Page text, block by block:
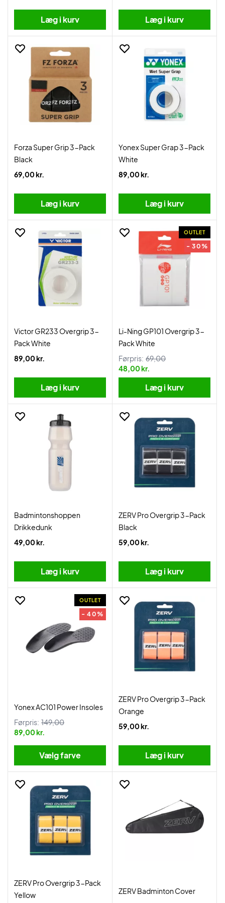
Læg i kurv Læg i kurv
Forza Super Grip 3-Pack
Black
69,00 kr.
Læg i kurv
Yonex Super Grap 3-Pack
White
89,00 kr.
Læg i kurv
Victor GR233 Overgrip 3-
Pack White
89,00 kr.
Læg i kurv
OUTLET
- 30%
Li-Ning GP101 Overgrip 3-
Pack White
Førpris: 69,00
48,00 kr.
Læg i kurv
Badmintonshoppen
Drikkedunk
49,00 kr.
Læg i kurv
ZERV Pro Overgrip 3-Pack
Black
59,00 kr.
Læg i kurv
OUTLET
- 40%
Yonex AC101 Power Insoles
Førpris: 149,00
89,00 kr.
Vælg farve
ZERV Pro Overgrip 3-Pack
Orange
59,00 kr.
Læg i kurv
ZERV Pro Overgrip 3-Pack
Yellow
ZERV Badminton Cover